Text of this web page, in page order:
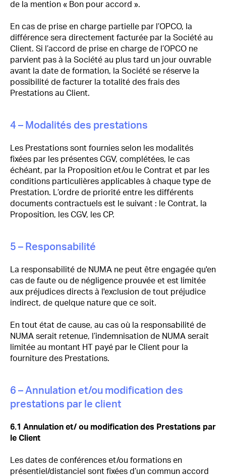
de la mention « Bon pour accord ».
En cas de prise en charge partielle par l’OPCO, la
différence sera directement facturée par la Société au
Client. Si l’accord de prise en charge de l’OPCO ne
parvient pas à la Société au plus tard un jour ouvrable
avant la date de formation, la Société se réserve la
possibilité de facturer la totalité des frais des
Prestations au Client.
4 – Modalités des prestations
Les Prestations sont fournies selon les modalités
fixées par les présentes CGV, complétées, le cas
échéant, par la Proposition et/ou le Contrat et par les
conditions particulières applicables à chaque type de
Prestation. L’ordre de priorité entre les différents
documents contractuels est le suivant : le Contrat, la
Proposition, les CGV, les CP.
5 – Responsabilité
La responsabilité de NUMA ne peut être engagée qu'en
cas de faute ou de négligence prouvée et est limitée
aux préjudices directs à l'exclusion de tout préjudice
indirect, de quelque nature que ce soit.
En tout état de cause, au cas où la responsabilité de
NUMA serait retenue, l’indemnisation de NUMA serait
limitée au montant HT payé par le Client pour la
fourniture des Prestations.
6 – Annulation et/ou modification des
prestations par le client
6.1 Annulation et/ ou modification des Prestations par
le Client
Les dates de conférences et/ou formations en
présentiel/distanciel sont fixées d’un commun accord